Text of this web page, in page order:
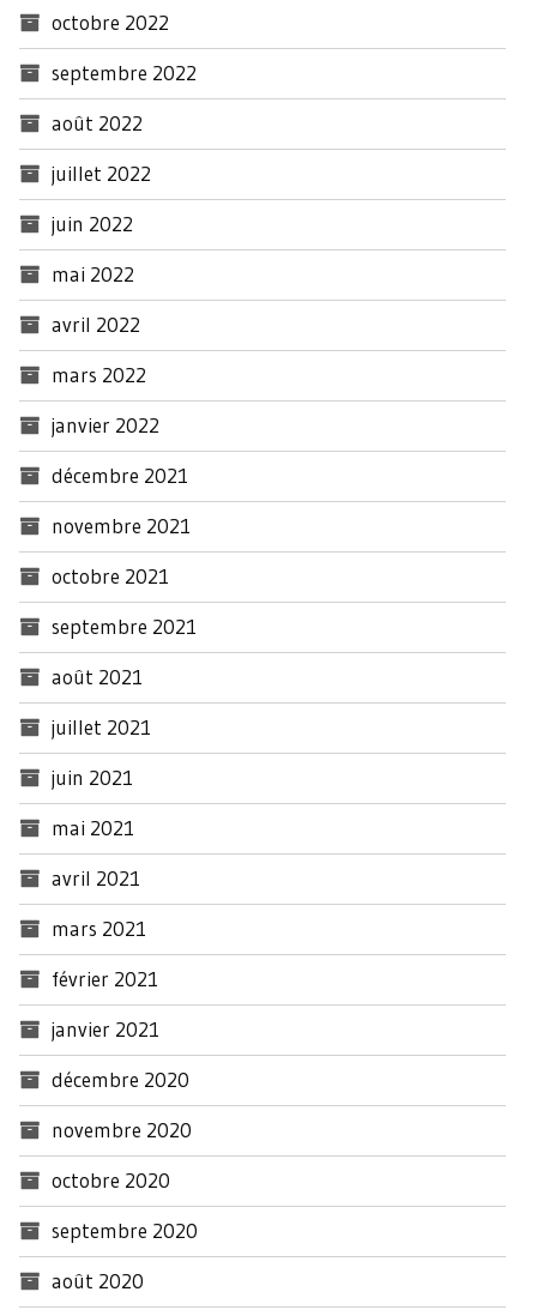
octobre 2022
septembre 2022
août 2022
juillet 2022
juin 2022
mai 2022
avril 2022
mars 2022
janvier 2022
décembre 2021
novembre 2021
octobre 2021
septembre 2021
août 2021
juillet 2021
juin 2021
mai 2021
avril 2021
mars 2021
février 2021
janvier 2021
décembre 2020
novembre 2020
octobre 2020
septembre 2020
août 2020